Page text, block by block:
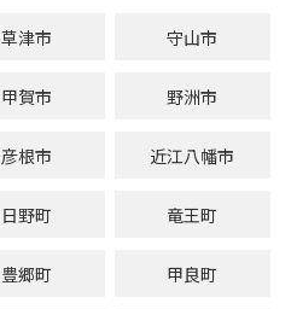
草津市 守山市
甲賀市 野洲市
彦根市 近江八幡市
日野町 竜王町
豊郷町 甲良町